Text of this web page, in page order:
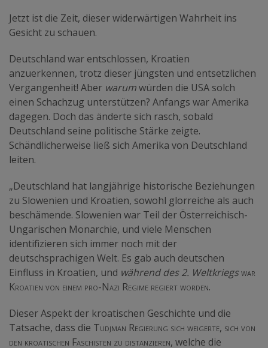
Jetzt ist die Zeit, dieser widerwärtigen Wahrheit ins
Gesicht zu schauen.
Deutschland war entschlossen, Kroatien
anzuerkennen, trotz dieser jüngsten und entsetzlichen
Vergangenheit! Aber warumwürden die USA solch
einen Schachzug unterstützen? Anfangs war Amerika
dagegen. Doch das änderte sich rasch, sobald
Deutschland seine politische Stärke zeigte.
Schändlicherweise ließ sich Amerika von Deutschland
leiten.
„Deutschland hat langjährige historische Beziehungen
zu Slowenien und Kroatien, sowohl glorreiche als auch
beschämende. Slowenien war Teil der Österreichisch-
Ungarischen Monarchie, und viele Menschen
identifizieren sich immer noch mit der
deutschsprachigen Welt. Es gab auch deutschen
Einfluss in Kroatien, und während des 2. Weltkriegswar
Kroatien von einem pro-Nazi Regime regiert worden.
Dieser Aspekt der kroatischen Geschichte und die
Tatsache, dass die Tudjman Regierung sich weigerte, sich von
den kroatischen Faschisten zu distanzieren, welche die